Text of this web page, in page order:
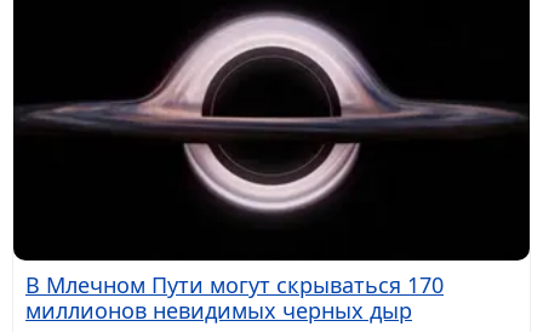
В Млечном Пути могут скрываться 170
миллионов невидимых черных дыр